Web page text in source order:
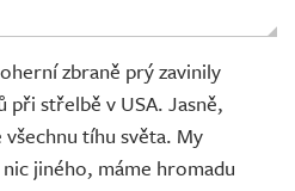
zbraně prý zavinily
střelbě v USA. Jasně,
tíhu světa. My
jiného, máme hromadu